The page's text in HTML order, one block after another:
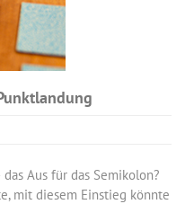
Aus für das Semikolon?
mit diesem Einstieg könnte